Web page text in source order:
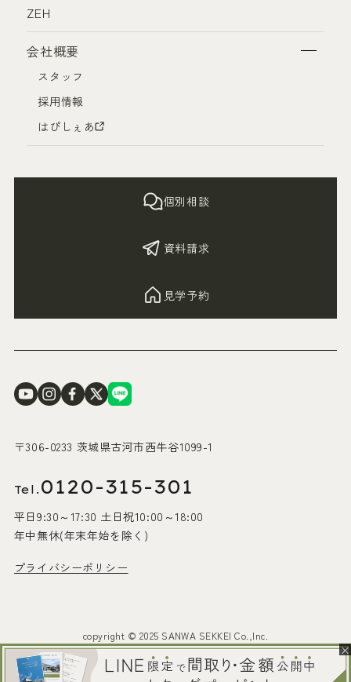
×
〒306-0233 茨城県古河市西牛谷1099-1
Tel. 0120-315-301
平日9:30～17:30 土日祝10:00～18:00
年中無休(年末年始を除く)
プライバシーポリシー
個別相談
資料請求
見学予約
ZEH
会社概要
スタッフ
採用情報
はぴしぇあ
copyright © 2025 SANWA SEKKEI Co.,Inc.